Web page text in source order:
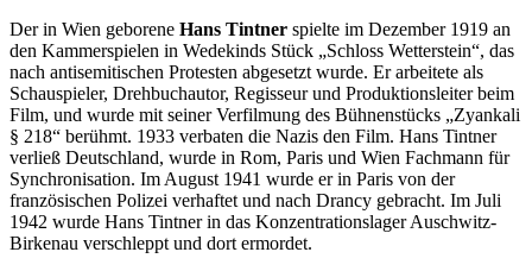
Der in Wien geborene Hans Tintner spielte im Dezember 1919 an
den Kammerspielen in Wedekinds Stück „Schloss Wetterstein“, das
nach antisemitischen Protesten abgesetzt wurde. Er arbeitete als
Schauspieler, Drehbuchautor, Regisseur und Produktionsleiter beim
Film, und wurde mit seiner Verfilmung des Bühnenstücks „Zyankali
§ 218“ berühmt. 1933 verbaten die Nazis den Film. Hans Tintner
verließ Deutschland, wurde in Rom, Paris und Wien Fachmann für
Synchronisation. Im August 1941 wurde er in Paris von der
französischen Polizei verhaftet und nach Drancy gebracht. Im Juli
1942 wurde Hans Tintner in das Konzentrationslager Auschwitz-
Birkenau verschleppt und dort ermordet.